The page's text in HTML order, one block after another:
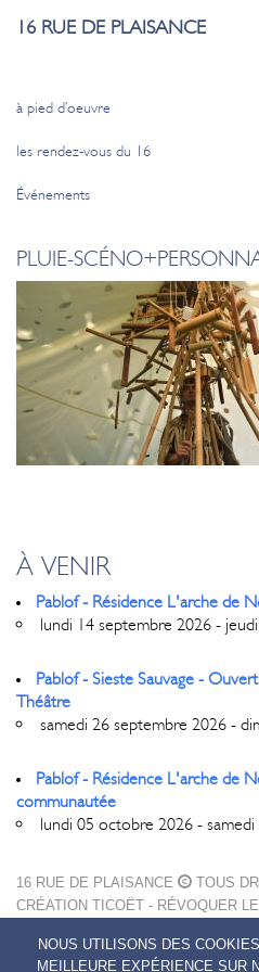
16 RUE DE PLAISANCE
à pied d’oeuvre
les rendez-vous du 16
Événements
PLUIE-
À VENIR
Pablof - Résidence L'arche de
lundi 14 septembre 2026 -
Pablof - Sieste Sauvage -
Théâtre
samedi 26 septembre 2026 -
Pablof - Résidence L'arche de
communautée
lundi 05 octobre 2026 -
16 RUE DE PLAISANCE
TOUS
CRÉATION TICOËT - RÉVOQUER
MENTIONS LÉGALES
POLITIQUE DE CONFIDENTIALITÉ
NOUS UTILISONS DES
MEILLEURE EXPÉRIENCE SUR